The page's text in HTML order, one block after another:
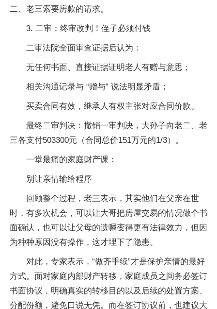
二、老三索要房款的请求。
3. 二审：终审改判！侄子必须付钱
二审法院全面审查证据后认为：
无任何书面、直接证据证明老人有赠与意思；
相关沟通记录与 “赠与” 说法明显矛盾；
买卖合同有效，继承人有权主张对应合同价款。
最终二审判决：撤销一审判决，大孙子向老二、老
三各支付503300元（合同总价151万元的1/3）。
一堂最痛的家庭财产课：
别让亲情输给程序
回顾整个过程，老三表示，其实他们在父亲在世
时，有多次机会，可以让大哥把房屋交易的情况做个书
面确认，也可以让父母的遗嘱变得更有法律效力，但因
为种种原因没有操作，这才埋下了隐患。
对此，专家表示，“做齐手续”才是保护亲情的最好
方式。面对家庭内部财产转移，家庭成员之间务必签订
书面协议，明确真实的转移目的以及后续的处置方案、
分配份额，避免口说无凭。而在签订协议前，也建议大